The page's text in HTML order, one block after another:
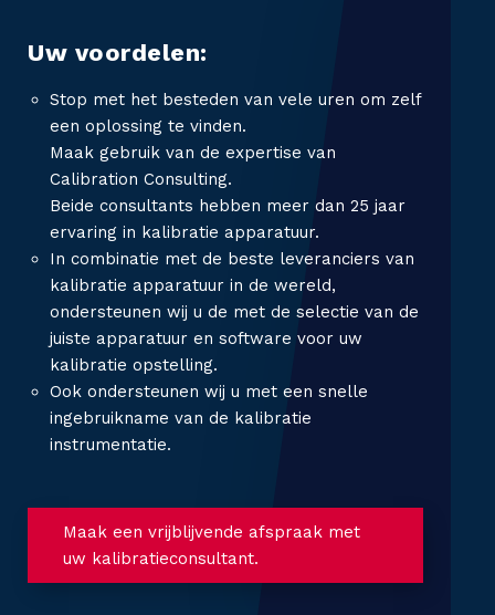
Uw voordelen:
Stop met het besteden van vele uren om zelf
een oplossing te vinden.
Maak gebruik van de expertise van
Calibration Consulting.
Beide consultants hebben meer dan 25 jaar
ervaring in kalibratie apparatuur.
In combinatie met de beste leveranciers van
kalibratie apparatuur in de wereld,
ondersteunen wij u de met de selectie van de
juiste apparatuur en software voor uw
kalibratie opstelling.
Ook ondersteunen wij u met een snelle
ingebruikname van de kalibratie
instrumentatie.
Maak een vrijblijvende afspraak met
uw kalibratieconsultant.